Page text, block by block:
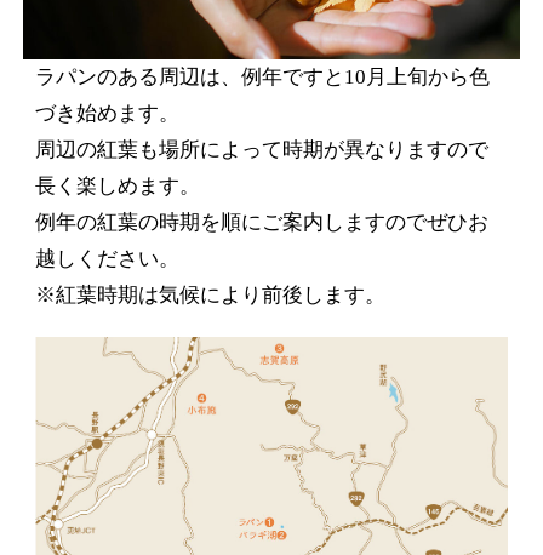
ラパンのある周辺は、例年ですと10月上旬から色
づき始めます。
周辺の紅葉も場所によって時期が異なりますので
長く楽しめます。
例年の紅葉の時期を順にご案内しますのでぜひお
越しください。
※紅葉時期は気候により前後します。